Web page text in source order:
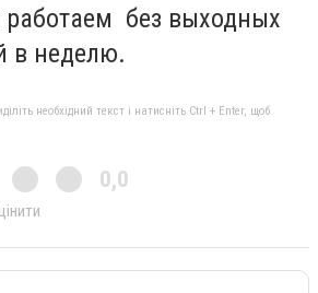
без выходных
в неделю.
необхідний текст і натисніть Ctrl + Enter, щоб
0,0